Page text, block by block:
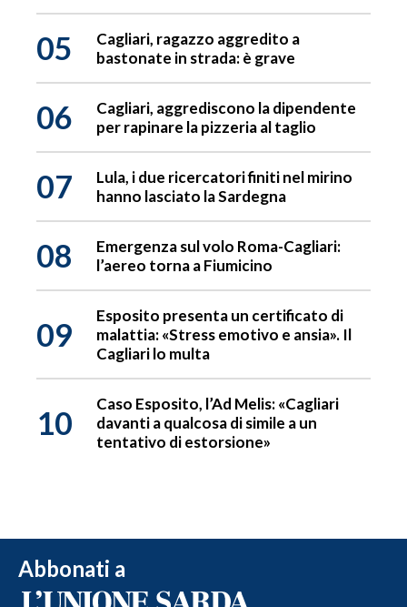
05
Cagliari, ragazzo aggredito a
bastonate in strada: è grave
06
Cagliari, aggrediscono la dipendente
per rapinare la pizzeria al taglio
07
Lula, i due ricercatori finiti nel mirino
hanno lasciato la Sardegna
08
Emergenza sul volo Roma-Cagliari:
l’aereo torna a Fiumicino
09
Esposito presenta un certificato di
malattia: «Stress emotivo e ansia». Il
Cagliari lo multa
10
Caso Esposito, l’Ad Melis: «Cagliari
davanti a qualcosa di simile a un
tentativo di estorsione»
Abbonati a